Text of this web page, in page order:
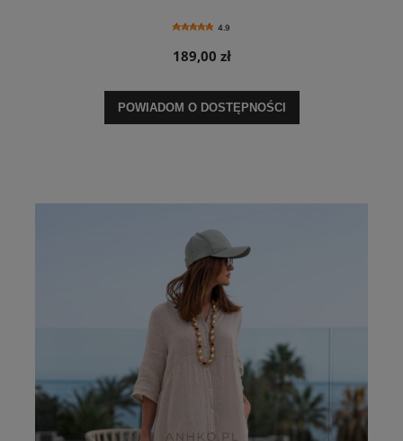
4.9
189,00 zł
POWIADOM O DOSTĘPNOŚCI